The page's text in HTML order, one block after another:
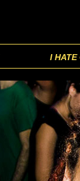
I HATE